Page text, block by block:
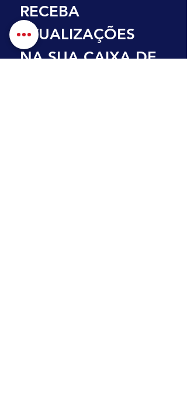
RECEBA
ATUALIZAÇÕES
NA SUA CAIXA DE